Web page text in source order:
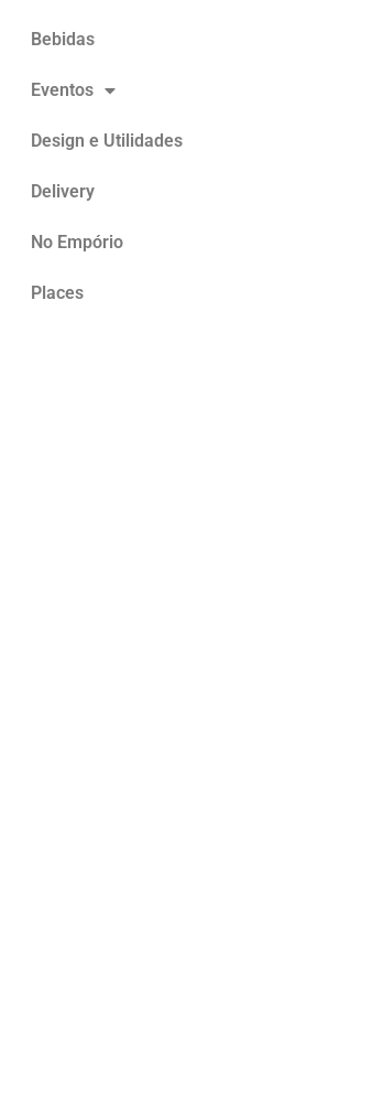
Bebidas
Eventos
Design e Utilidades
Delivery
No Empório
Places